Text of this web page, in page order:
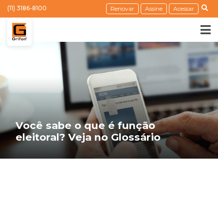
(11) 3186-8100 Renovar Assine Acessar
Você sabe o que é função
eleitoral? Veja no Glossário